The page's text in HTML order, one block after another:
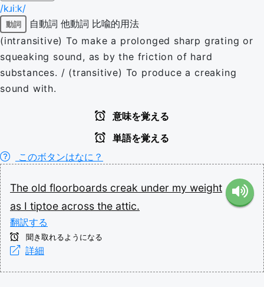
/kɹiːk/
動詞 自動詞 他動詞 比喩的用法
(intransitive) To make a prolonged sharp grating or
squeaking sound, as by the friction of hard
substances. / (transitive) To produce a creaking
sound with.
意味を覚える
単語を覚える
このボタンはなに？
The old floorboards creak under my weight
as I tiptoe across the attic.
翻訳する
聞き取れるようになる
詳細